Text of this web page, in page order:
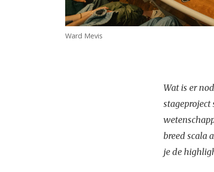
Ward Mevis
Wat is er
breed scala
je de